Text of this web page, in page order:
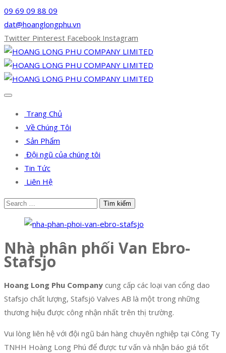
09 69 09 88 09
dat@hoanglongphu.vn
Twitter Pinterest Facebook Instagram
Trang Chủ
Về Chúng Tôi
Sản Phẩm
Đội ngũ của chúng tôi
Tin Tức
Liên Hệ
Nhà phân phối Van Ebro-
Stafsjo
Hoang Long Phu Company cung cấp các loại van cổng dao
Stafsjo chất lượng, Stafsjö Valves AB là một trong những
thương hiệu được công nhận nhất trên thị trường.
Vui lòng liên hệ với đội ngũ bán hàng chuyên nghiệp tại Công Ty
TNHH Hoàng Long Phú để được tư vấn và nhận báo giá tốt